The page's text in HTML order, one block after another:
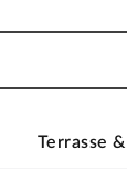
Terrasse